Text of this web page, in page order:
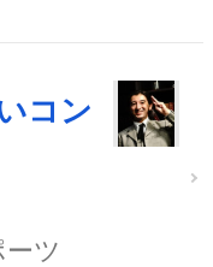
コン
ーツ